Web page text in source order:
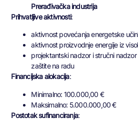
Prerađivačka industrija
Prihvatljive aktivnosti:
aktivnost povećanja energetske
aktivnost proizvodnje energije iz
projektantski nadzor i stručni
zaštite na radu
Financijska alokacija:
Minimalno: 100.000,00 €
Maksimalno: 5.000.000,00 €
Postotak sufinanciranja: